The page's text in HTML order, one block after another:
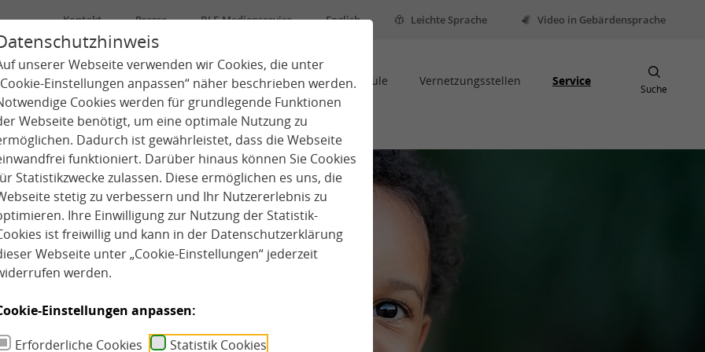
unserer Webseite verwenden wir Cookies, die unter
Einstellungen anpassen“ näher beschrieben werden.
Cookies werden für grundlegende Funktionen
Webseite benötigt, um eine optimale Nutzung zu
Dadurch ist gewährleistet, dass die Webseite
funktioniert. Darüber hinaus können Sie Cookies
Statistikzwecke zulassen. Diese ermöglichen es uns, die
stetig zu verbessern und Ihr Nutzererlebnis zu
Ihre Einwilligung zur Nutzung der Statistik-
ist freiwillig und kann in der Datenschutzerklärung
Webseite unter „Cookie-Einstellungen“ jederzeit
werden.
Einstellungen anpassen:
Erforderliche Cookies
Statistik Cookies
Kontakt Presse BLE-Medienservice English Leichte Sprache Video in Gebärdensprache
Über uns Kindertagespflege Kita Schule Vernetzungsstellen Service
Suche